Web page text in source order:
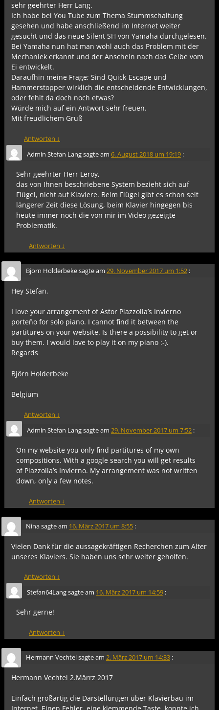
sehr geehrter Herr Lang.
Ich habe bei You Tube zum Thema Stummschaltung
gesehen und habe anschließend im Internet weiter
gesucht und das neue Silent SH von Yamaha durchgelesen.
Bei Yamaha nun hat man wohl auch das Problem mit der
Mechaniek erkannt und der Anschein nach das Gelbe vom
Ei entwickelt.
Daraufhin meine Frage; Sind Quick-Escape und
Hammerstopper wirklich die entscheidende Entwicklungen,
oder fehlt da doch noch etwas?
Würde mich auf ein Antwort sehr freuen.
Mit freudlichem Gruß
Antworten ↓
Admin Stefan Langsagte am 6. August 2018 um 19:19 :
Sehr geehrter Herr Leroy,
das von Ihnen beschriebene System bezieht sich auf
Flügel, nicht auf Klaviere. Beim Flügel gibt es schon seit
längerer Zeit diese Lösung, beim Klavier hingegen bis
heute immer noch die von mir im Video gezeigte
Problematik.
Antworten ↓
Bjorn Holderbekesagte am 29. November 2017 um 1:52 :
Hey Stefan,
I love your arrangement of Astor Piazzolla’s Invierno
porteño for solo piano. I cannot find it between the
partitures on your website. Is there a possibility to get or
buy them. I would love to play it on my piano :-).
Regards
Björn Holderbeke
Belgium
Antworten ↓
Admin Stefan Langsagte am 29. November 2017 um 7:52 :
On my website you only find partitures of my own
compositions. With a google search you will get results
of Piazzolla’s Invierno. My arrangement was not written
down, only a few notes.
Antworten ↓
Ninasagte am 16. März 2017 um 8:55 :
Vielen Dank für die aussagekräftigen Recherchen zum Alter
unseres Klaviers. Sie haben uns sehr weiter geholfen.
Antworten ↓
Stefan64Langsagte am 16. März 2017 um 14:59 :
Sehr gerne!
Antworten ↓
Hermann Vechtelsagte am 2. März 2017 um 14:33 :
Hermann Vechtel 2.Märrz 2017
Einfach großartig die Darstellungen über Klavierbau im